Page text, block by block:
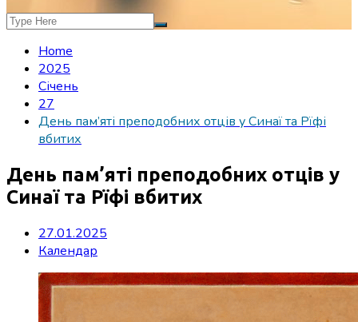
Home
2025
Січень
27
День пам’яті преподобних отців у Синаї та Рїфі
вбитих
День пам’яті преподобних отців у
Синаї та Рїфі вбитих
27.01.2025
Календар